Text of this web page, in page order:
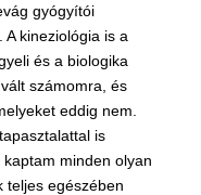
gyógyítói
kineziológia is a
és a biologika
számomra, és
eddig nem.
is
kaptam minden olyan
teljes egészében